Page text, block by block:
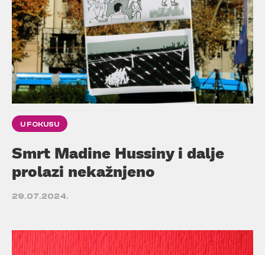
U FOKUSU
Smrt Madine Hussiny i dalje
prolazi nekažnjeno
29.07.2024.